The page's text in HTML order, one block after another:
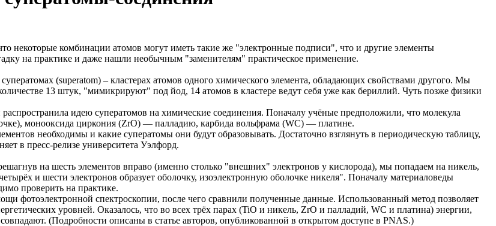
некоторые комбинации атомов могут иметь такие же "электронные подписи", что и другие элементы
на практике и даже нашли необычным "заменителям" практическое применение.
(superatom) – кластерах атомов одного химического элемента, обладающих свойствами другого. Мы
13 штук, "мимикрируют" под йод, 14 атомов в кластере ведут себя уже как бериллий. Чуть позже физики
идею суператомов на химические соединения. Поначалу учёные предположили, что молекула
монооксида циркония (ZrO) — палладию, карбида вольфрама (WC) — платине.
необходимы и какие суператомы они будут образовывать. Достаточно взглянуть в периодическую таблицу,
в пресс-релизе университета Уэлфорд.
на шесть элементов вправо (именно столько "внешних" электронов у кислорода), мы попадаем на никель,
и шести электронов образует оболочку, изоэлектронную оболочке никеля". Поначалу материаловеды
проверить на практике.
фотоэлектронной спектроскопии, после чего сравнили полученные данные. Использованный метод позволяет
уровней. Оказалось, что во всех трёх парах (TiO и никель, ZrO и палладий, WC и платина) энергии,
(Подробности описаны в статье авторов, опубликованной в открытом доступе в PNAS.)